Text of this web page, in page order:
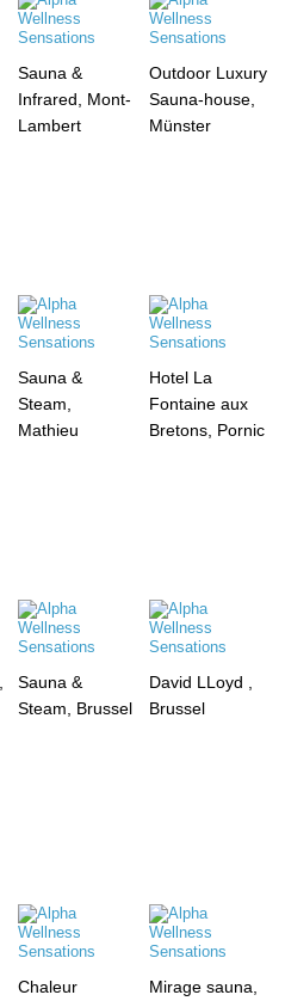
Sauna &
Infrared, Mont-
Lambert
Outdoor Luxury
Sauna-house,
Münster
Sauna &
Steam,
Mathieu
Hotel La
Fontaine aux
Bretons, Pornic
Sauna &
Steam, Brussel
David LLoyd ,
Brussel
Chaleur
Mirage sauna,